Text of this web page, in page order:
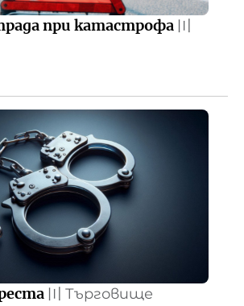
при катастрофа 〣
〣 Търговище